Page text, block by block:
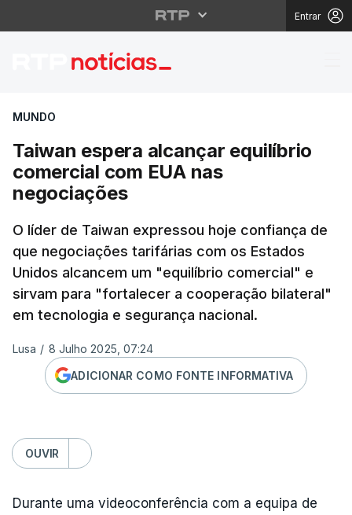
Entrar
Taiwan espera
MUNDO
Taiwan espera alcançar equilíbrio
comercial com EUA nas
negociações
O líder de Taiwan expressou hoje confiança de
que negociações tarifárias com os Estados
Unidos alcancem um "equilíbrio comercial" e
sirvam para "fortalecer a cooperação bilateral"
em tecnologia e segurança nacional.
Lusa / 8 Julho 2025, 07:24
ADICIONAR COMO FONTE INFORMATIVA
OUVIR
Durante uma videoconferência com a equipa de